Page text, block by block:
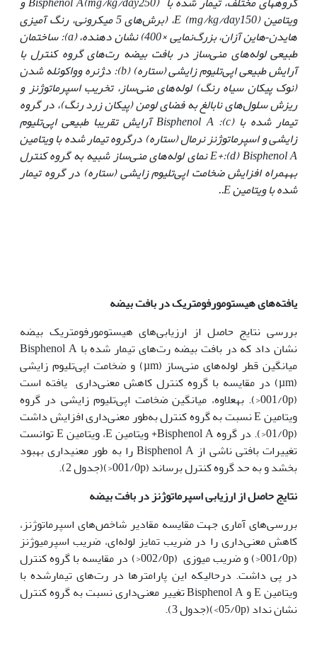
ویتامین
E (mg/kg/day
150)، (برش‌های 5 میکرونی، رنگ آمیزی
هایدن‑هاین آزان، بزرگ‌نمایی ×400) نشان دهنده،
(a) : ساختمان
طبیعی لوله‌های منی‌ساز در بافت بیضه رت‌های گروه کنترل با
آرایش طبیعی اپی‌تلیوم زایشی (ستاره)(b) : د‍‍ژنره وواکوئله شدن
(نوک پیکان سیاه رنگ) لوله‌های منی‌ساز، تخریب اسپرماتوژنز و
ریزش سلول‌های نابالغ به فضای لومن (پیکان زرد رنگ)، در گروه
تیمار شده باBisphenol A :(c)آرایش تقریبا طبیعی اپی‌تلیوم
زایشی و اسپرماتوژنز نرمال (ستاره) درگروه تیمار شده با ویتامین
E+:(d) Bisphenol A نمای لوله‌های منی‌ساز شبیه به گروه کنترل
بههمراه افزایش ضخامت اپی‌‌تلیوم زایشی (ستاره) در گروه تیمار
شده با ویتامینE
..
یافته‌های هیستومورفومتریک در بافت بیضه
بررسی نتایج حاصل از ارزیابی‌های هیستومورفومتریک بیضه
نشان داد که در بافت بیضه رت‌های تیمار شده با Bisphenol A
میانگین قطر لوله‌های منی‌ساز (µm) و ضخامت اپی‌تلیوم زایشی
(µm) در مقایسه با گروه کنترل کاهش معنی‌داری یافته است
(001/0p<). به‏علاوه، میانگین ضخامت اپی‌تلیوم زایشی در گروه
ویتامین E نسبت به گروه کنترل به‌طور معنی‌داری افزایش داشت
(01/0p<). در گروه Bisphenol A+ ویتامین E، ویتامین E توانست
تغییرات بافتی ناشی از Bisphenol A را به طور معنی­داری بهبود
بخشد و به حد گروه کنترل برساند (001/0p<)(جدول 2).
نتایج حاصل از ارزیابی اسپرماتوژنز در بافت بیضه
بررسی‌های آماری جهت مقایسه مقادیر شاخص‌های اسپرماتوژنز،
کاهش معنی‌داری را در ضریب تمایز لوله‌ای، ضریب اسپرمیوژنز
(001/0p<) و ضریب میوزی (002/0p<) در مقایسه با گروه کنترل
در پی داشت. درحالی‏که این پارامترها در رت‌های تیمارشده با
ویتامین E و Bisphenol A تغییر معنی‌داری نسبت به گروه کنترل
نشان نداد (05/0p>)(جدول 3).